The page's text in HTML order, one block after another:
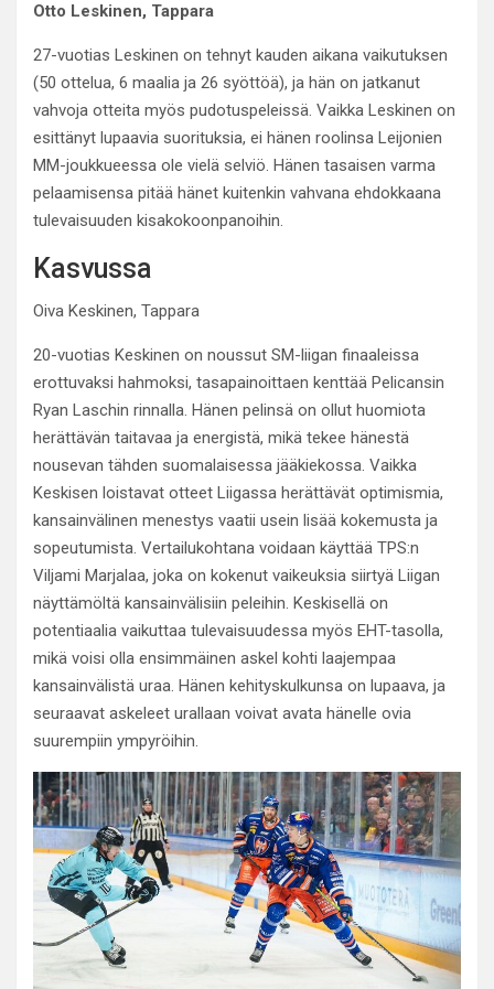
Otto Leskinen, Tappara
27-vuotias Leskinen on tehnyt kauden aikana vaikutuksen
(50 ottelua, 6 maalia ja 26 syöttöä), ja hän on jatkanut
vahvoja otteita myös pudotuspeleissä. Vaikka Leskinen on
esittänyt lupaavia suorituksia, ei hänen roolinsa Leijonien
MM-joukkueessa ole vielä selviö. Hänen tasaisen varma
pelaamisensa pitää hänet kuitenkin vahvana ehdokkaana
tulevaisuuden kisakokoonpanoihin.
Kasvussa
Oiva Keskinen, Tappara
20-vuotias Keskinen on noussut SM-liigan finaaleissa
erottuvaksi hahmoksi, tasapainoittaen kenttää Pelicansin
Ryan Laschin rinnalla. Hänen pelinsä on ollut huomiota
herättävän taitavaa ja energistä, mikä tekee hänestä
nousevan tähden suomalaisessa jääkiekossa. Vaikka
Keskisen loistavat otteet Liigassa herättävät optimismia,
kansainvälinen menestys vaatii usein lisää kokemusta ja
sopeutumista. Vertailukohtana voidaan käyttää TPS:n
Viljami Marjalaa, joka on kokenut vaikeuksia siirtyä Liigan
näyttämöltä kansainvälisiin peleihin. Keskisellä on
potentiaalia vaikuttaa tulevaisuudessa myös EHT-tasolla,
mikä voisi olla ensimmäinen askel kohti laajempaa
kansainvälistä uraa. Hänen kehityskulkunsa on lupaava, ja
seuraavat askeleet urallaan voivat avata hänelle ovia
suurempiin ympyröihin.